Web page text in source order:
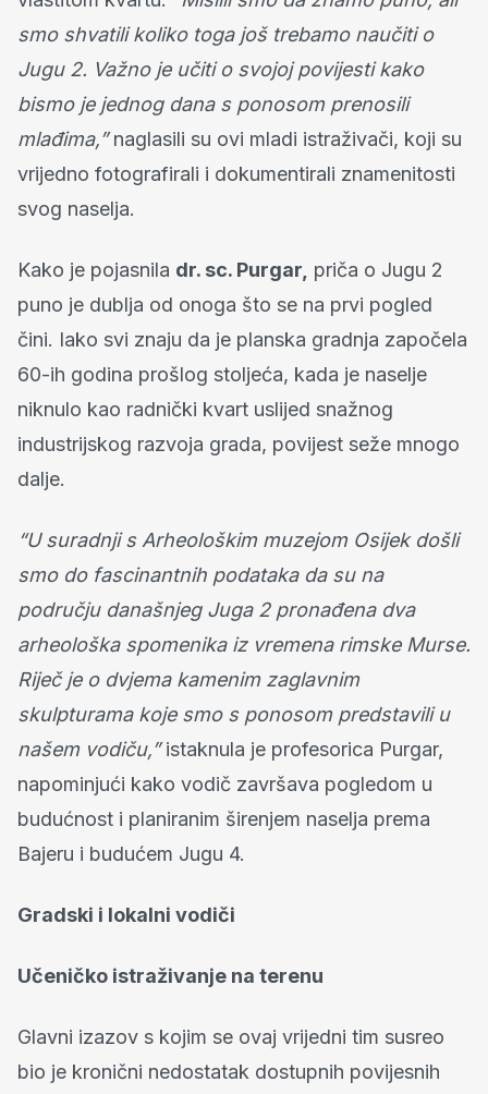
smo shvatili koliko toga još trebamo naučiti o
Jugu 2. Važno je učiti o svojoj povijesti kako
bismo je jednog dana s ponosom prenosili
mlađima,”naglasili su ovi mladi istraživači, koji su
vrijedno fotografirali i dokumentirali znamenitosti
svog naselja.
Kako je pojasnila dr. sc. Purgar, priča o Jugu 2
puno je dublja od onoga što se na prvi pogled
čini. Iako svi znaju da je planska gradnja započela
60-ih godina prošlog stoljeća, kada je naselje
niknulo kao radnički kvart uslijed snažnog
industrijskog razvoja grada, povijest seže mnogo
dalje.
“U suradnji s Arheološkim muzejom Osijek došli
smo do fascinantnih podataka da su na
području današnjeg Juga 2 pronađena dva
arheološka spomenika iz vremena rimske Murse.
Riječ je o dvjema kamenim zaglavnim
skulpturama koje smo s ponosom predstavili u
našem vodiču,”istaknula je profesorica Purgar,
napominjući kako vodič završava pogledom u
budućnost i planiranim širenjem naselja prema
Bajeru i budućem Jugu 4.
Gradski i lokalni vodiči
Učeničko istraživanje na terenu
Glavni izazov s kojim se ovaj vrijedni tim susreo
bio je kronični nedostatak dostupnih povijesnih